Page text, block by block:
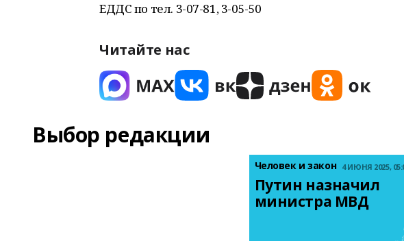
ЕДДС по тел. 3-07-81, 3-05-50
Читайте нас
Выбор редакции
Человек и закон 4 ИЮНЯ 2025,
Путин назначил
министра МВД